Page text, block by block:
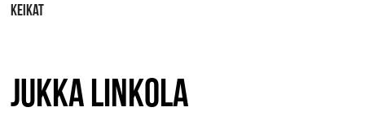
KEIKAT
JUKKA LINKOLA